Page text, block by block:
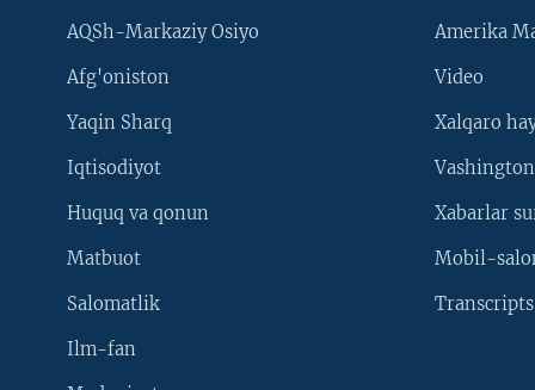
AQSh-Markaziy Osiyo
Afg'oniston
Yaqin Sharq
Iqtisodiyot
Huquq va qonun
Matbuot
Salomatlik
Ilm-fan
Amerika
Video
Xalqaro
Xabarlar
Mobil-
Transcripts